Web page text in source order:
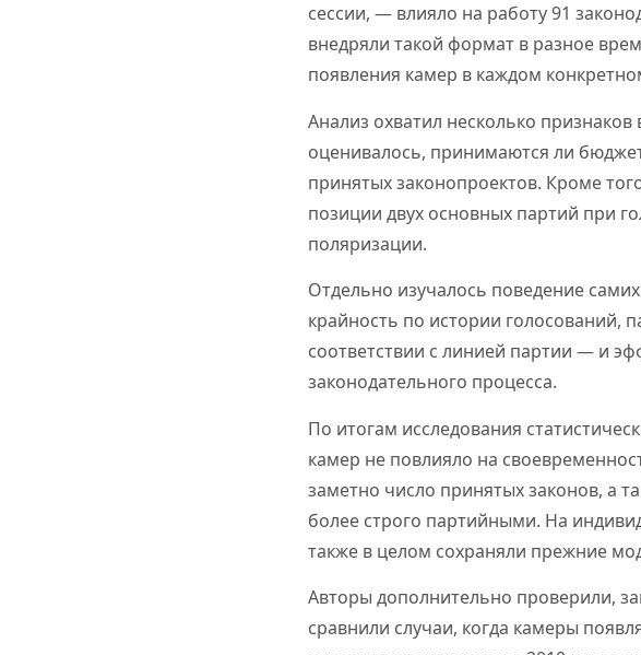
сессии, — влияло на работу 91
внедряли такой формат в разное
появления камер в каждом
Анализ охватил несколько
оценивалось, принимаются ли
принятых законопроектов. Кроме
позиции двух основных партий при
поляризации.
Отдельно изучалось поведение
крайность по истории голосований,
соответствии с линией партии — и
законодательного процесса.
По итогам исследования
камер не повлияло на
заметно число принятых законов, а
более строго партийными. На
также в целом сохраняли прежние
Авторы дополнительно проверили,
сравнили случаи, когда камеры